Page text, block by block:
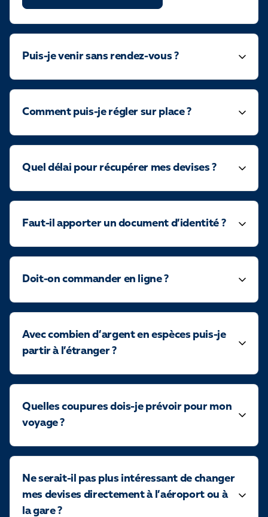
Puis-je venir sans rendez-vous ?
Comment puis-je régler sur place ?
Quel délai pour récupérer mes devises ?
Faut-il apporter un document d’identité ?
Doit-on commander en ligne ?
Avec combien d’argent en espèces puis-je
partir à l’étranger ?
Quelles coupures dois-je prévoir pour mon
voyage ?
Ne serait-il pas plus intéressant de changer
mes devises directement à l’aéroport ou à
la gare ?